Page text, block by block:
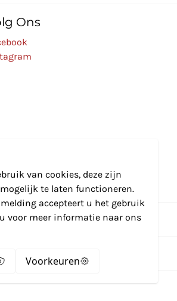
Ons
van cookies, deze zijn
te laten functioneren.
accepteert u het gebruik
voor meer informatie naar ons
Voorkeuren